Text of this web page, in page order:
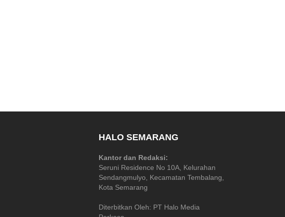
HALO SEMARANG
Kantor dan Redaksi:
Seruni Residence No 10A, Kelurahan
Sendangmulyo, Kecamatan Tembalang,
Kota Semarang
Diterbitkan Oleh: PT Halo Media